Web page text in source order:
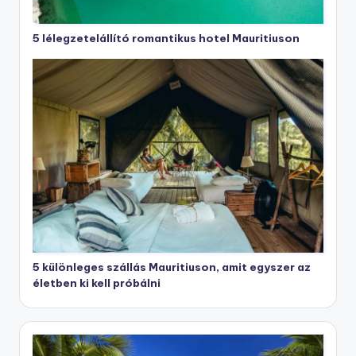
5 lélegzetelállító romantikus hotel Mauritiuson
5 különleges szállás Mauritiuson, amit egyszer az
életben ki kell próbálni